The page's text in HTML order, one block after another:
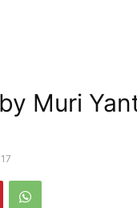
Muri